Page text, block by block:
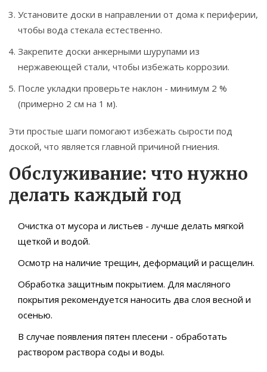
Установите доски в направлении от дома к периферии,
чтобы вода стекала естественно.
Закрепите доски анкерными шурупами из
нержавеющей стали, чтобы избежать коррозии.
После укладки проверьте наклон - минимум 2 %
(примерно 2 см на 1 м).
Эти простые шаги помогают избежать сырости под
доской, что является главной причиной гниения.
Обслуживание: что нужно
делать каждый год
Очистка от мусора и листьев - лучше делать мягкой
щеткой и водой.
Осмотр на наличие трещин, деформаций и расщелин.
Обработка защитным покрытием. Для масляного
покрытия рекомендуется наносить два слоя весной и
осенью.
В случае появления пятен плесени - обработать
раствором раствора соды и воды.